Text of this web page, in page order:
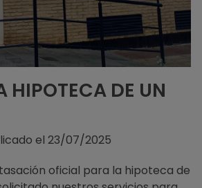
HIPOTECA DE UN
el 23/07/2025
oficial para la hipoteca de